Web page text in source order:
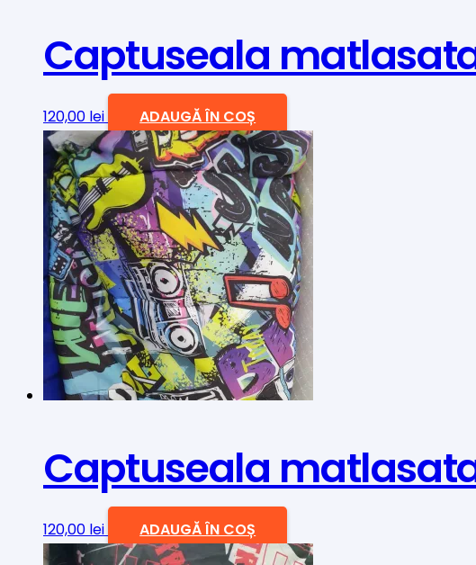
Captuseala
120,00 lei ADAUGĂ ÎN COȘ
Captuseala
120,00 lei ADAUGĂ ÎN COȘ